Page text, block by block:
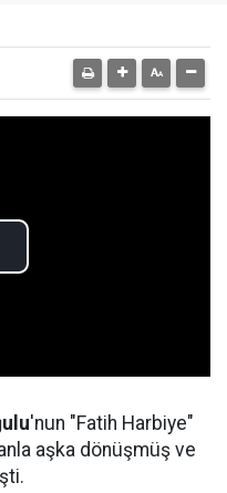
'nun "Fatih Harbiye"
aşka dönüşmüş ve